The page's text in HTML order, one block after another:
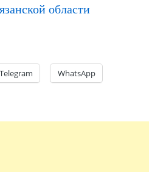
области
Telegram WhatsApp